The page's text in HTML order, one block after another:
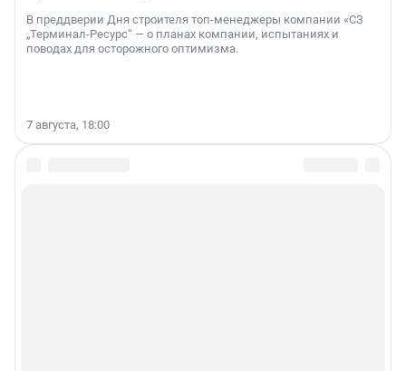
В преддверии Дня строителя топ-менеджеры компании «СЗ
„Терминал-Ресурс“ — о планах компании, испытаниях и
поводах для осторожного оптимизма.
7 августа, 18:00